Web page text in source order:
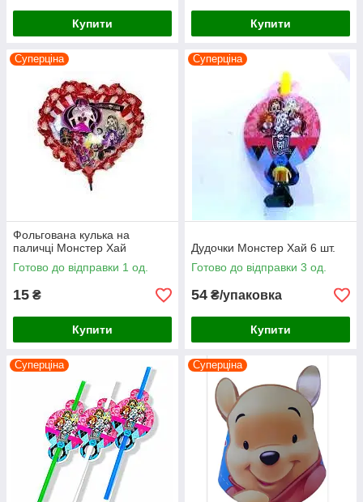
Купити Купити
Суперціна
Фольгована кулька на
паличці Монстер Хай
Готово до відправки 1 од.
15 ₴
Купити
Суперціна
Дудочки Монстер Хай 6 шт.
Готово до відправки 3 од.
54 ₴/упаковка
Купити
Суперціна Суперціна